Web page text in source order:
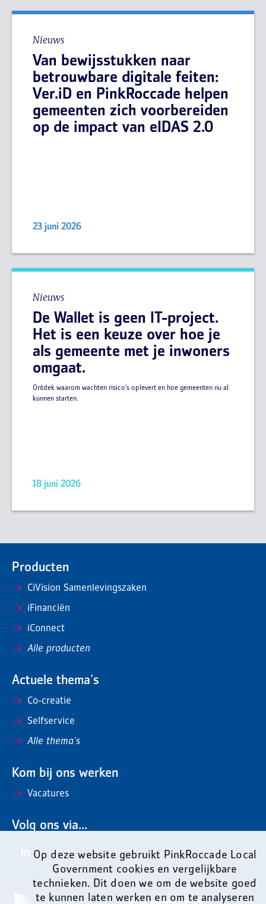
Nieuws
Van bewijsstukken naar
betrouwbare digitale feiten:
Ver.iD en PinkRoccade helpen
gemeenten zich voorbereiden
op de impact van eIDAS 2.0
23 juni 2026
Nieuws
De Wallet is geen IT-project.
Het is een keuze over hoe je
als gemeente met je inwoners
omgaat.
Ontdek waarom wachten risico’s oplevert en hoe gemeenten nu al
kunnen starten.
18 juni 2026
Op deze website gebruikt PinkRoccade Local
Government cookies en vergelijkbare
technieken. Dit doen we om de website goed
te kunnen laten werken en om te analyseren
Producten
CiVision Samenlevingszaken
iFinanciën
iConnect
Alle producten
Actuele thema's
Co-creatie
Selfservice
Alle thema's
Kom bij ons werken
Vacatures
Volg ons via...